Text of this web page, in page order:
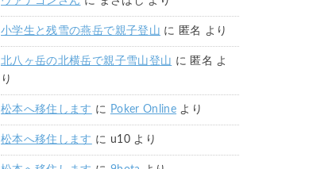
小学生と残雪の燕岳で親子登山 に 匿名 より
北八ヶ岳の北横岳で親子雪山登山 に 匿名 よ
り
松本へ移住します に Poker Online より
松本へ移住します に u10より